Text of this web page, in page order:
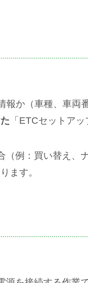
か（車種、車両
「ETCセットア
（例：買い替え、
ます。